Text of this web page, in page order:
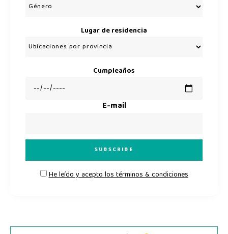
Lugar de residencia
Cumpleaños
E-mail
He leído y acepto los términos & condiciones